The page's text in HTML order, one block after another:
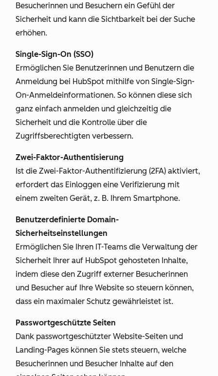
Besucherinnen und Besuchern ein Gefühl der
Sicherheit und kann die Sichtbarkeit bei der Suche
erhöhen.
Single-Sign-On (SSO)
Ermöglichen Sie Benutzerinnen und Benutzern die
Anmeldung bei HubSpot mithilfe von Single-Sign-
On-Anmeldeinformationen. So können diese sich
ganz einfach anmelden und gleichzeitig die
Sicherheit und die Kontrolle über die
Zugriffsberechtigten verbessern.
Zwei-Faktor-Authentisierung
Ist die Zwei-Faktor-Authentifizierung (2FA) aktiviert,
erfordert das Einloggen eine Verifizierung mit
einem zweiten Gerät, z. B. Ihrem Smartphone.
Benutzerdefinierte Domain-
Sicherheitseinstellungen
Ermöglichen Sie Ihren IT-Teams die Verwaltung der
Sicherheit Ihrer auf HubSpot gehosteten Inhalte,
indem diese den Zugriff externer Besucherinnen
und Besucher auf Ihre Website so steuern können,
dass ein maximaler Schutz gewährleistet ist.
Passwortgeschützte Seiten
Dank passwortgeschützter Website-Seiten und
Landing-Pages können Sie stets steuern, welche
Besucherinnen und Besucher Inhalte auf den